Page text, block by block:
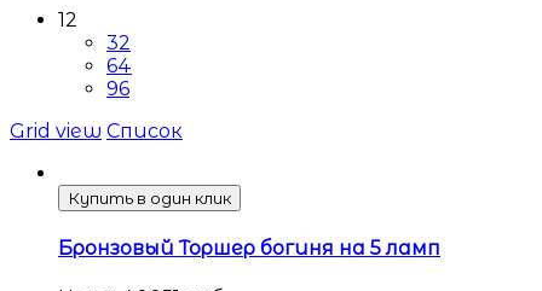
12
32
64
96
Grid view Список
Купить в один клик
Бронзовый Торшер богиня на 5 ламп